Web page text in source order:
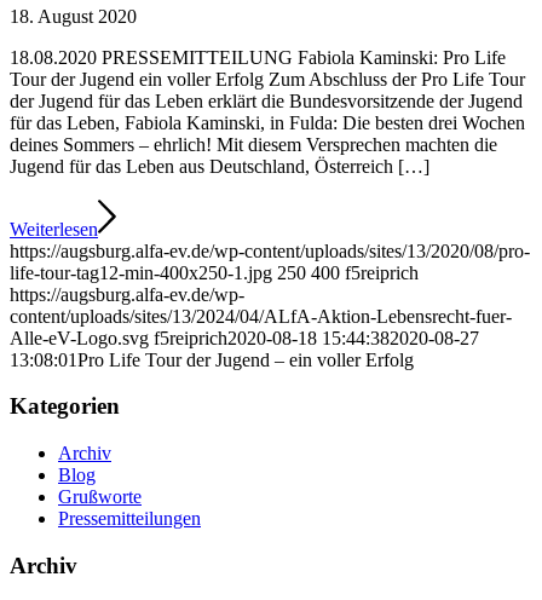
18. August 2020
18.08.2020 PRESSEMITTEILUNG Fabiola Kaminski: Pro Life
Tour der Jugend ein voller Erfolg Zum Abschluss der Pro Life Tour
der Jugend für das Leben erklärt die Bundesvorsitzende der Jugend
für das Leben, Fabiola Kaminski, in Fulda: Die besten drei Wochen
deines Sommers – ehrlich! Mit diesem Versprechen machten die
Jugend für das Leben aus Deutschland, Österreich […]
Weiterlesen
https://augsburg.alfa-ev.de/wp-content/uploads/sites/13/2020/08/pro-
life-tour-tag12-min-400x250-1.jpg 250 400 f5reiprich
https://augsburg.alfa-ev.de/wp-
content/uploads/sites/13/2024/04/ALfA-Aktion-Lebensrecht-fuer-
Alle-eV-Logo.svg f5reiprich2020-08-18 15:44:382020-08-27
13:08:01Pro Life Tour der Jugend – ein voller Erfolg
Kategorien
Archiv
Blog
Grußworte
Pressemitteilungen
Archiv